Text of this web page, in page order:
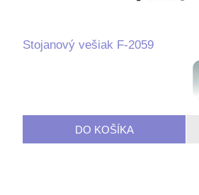
Stojanový vešiak F-2059